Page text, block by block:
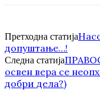
Претходна статија
допуштање…!
Следна статија
освен вера се
добри дела?)